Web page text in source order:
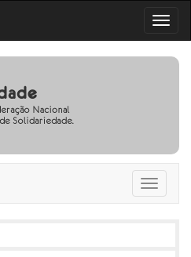
Toggle